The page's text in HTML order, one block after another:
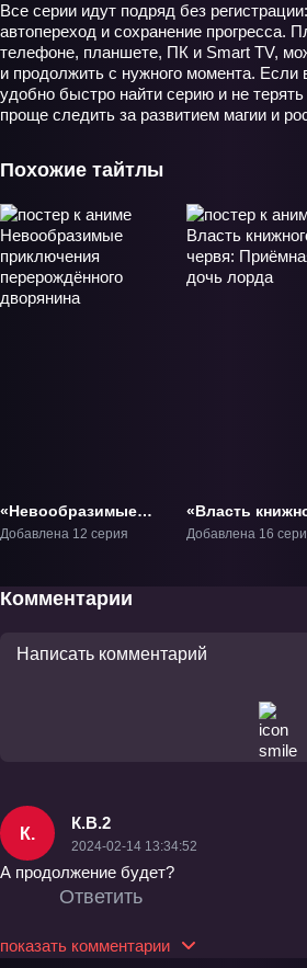
Все серии идут подряд без
автопереход и сохранение прогресса.
телефоне, планшете, ПК и Smart TV,
и продолжить с нужного момента. Если
удобно быстро найти серию и не
проще следить за развитием магии и
Похожие тайтлы
«Невообразимые
приключения
Добавлена 12 серия
«Власть
червя:
Добавлена 16
Комментарии
К.
К.В.2
2024-02-14 13:34:52
А продолжение будет?
Ответить
показать комментарии